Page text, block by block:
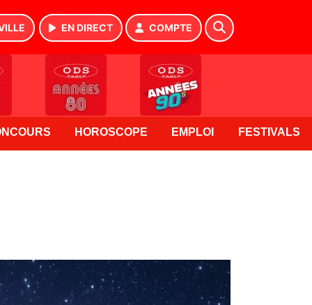
EN DIRECT COMPTE
HOROSCOPE EMPLOI FESTIVALS